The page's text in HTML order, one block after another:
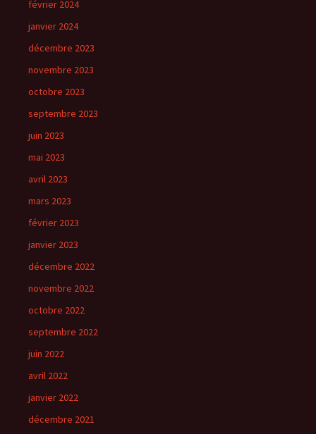
février 2024
janvier 2024
décembre 2023
novembre 2023
octobre 2023
septembre 2023
juin 2023
mai 2023
avril 2023
mars 2023
février 2023
janvier 2023
décembre 2022
novembre 2022
octobre 2022
septembre 2022
juin 2022
avril 2022
janvier 2022
décembre 2021